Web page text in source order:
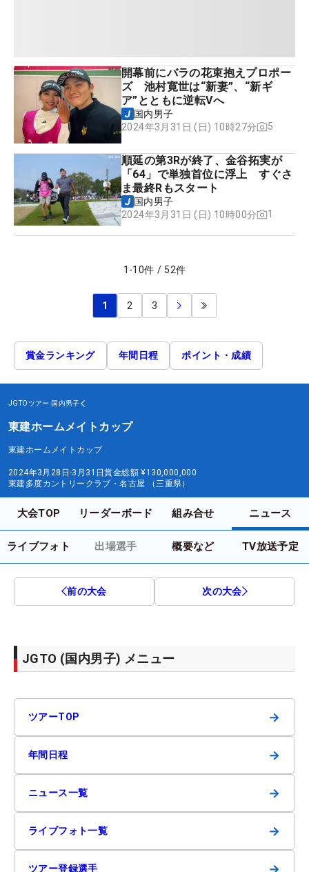
開幕前にバラの花束抱えプロポー
ズ 池村寛世は“新妻”、“新ギ
ア”とともに逆転Vへ
国内男子
2024年3月31日 (日) 10時27分
5
順延の第3Rが終了、金谷拓実が
「64」で単独首位に浮上 すぐさ
ま最終Rもスタート
国内男子
2024年3月31日 (日) 10時00分
1
1 -10件 / 52件
1 2 3
賞金ランキング 年間日程 ポイント・成績
JGTOツアー 国内男子
東建ホームメイトカップ
東建ホームメイトカップ
2024年3月28日-3月31日賞金総額 ¥130,000,000
東建多度カントリークラブ・名古屋 （三重県）
大会TOP リーダーボード 組み合せ ニュース
ライブフォト 出場選手 概要など TV放送予定
前の大会 次の大会
JGTO (国内男子) メニュー
ツアーTOP →
年間日程 →
ニュース一覧 →
ライブフォト一覧 →
ツアー登録選手 →